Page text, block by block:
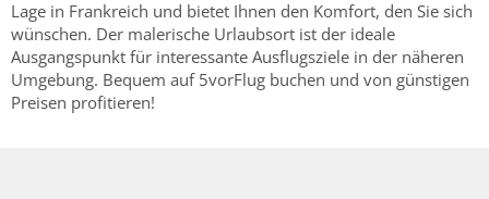
Lage in Frankreich und bietet Ihnen den Komfort, den Sie sich
wünschen. Der malerische Urlaubsort ist der ideale
Ausgangspunkt für interessante Ausflugsziele in der näheren
Umgebung. Bequem auf 5vorFlug buchen und von günstigen
Preisen profitieren!